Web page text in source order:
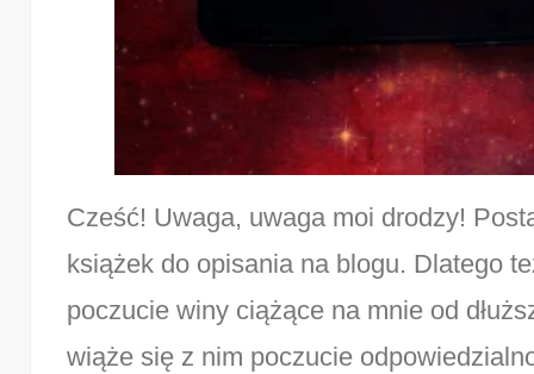
Cześć! Uwaga, uwaga moi drodzy!
książek do opisania na blogu. Dlatego
poczucie winy ciążące na mnie od
wiąże się z nim poczucie